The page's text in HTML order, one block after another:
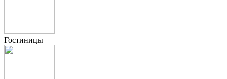
Гостиницы